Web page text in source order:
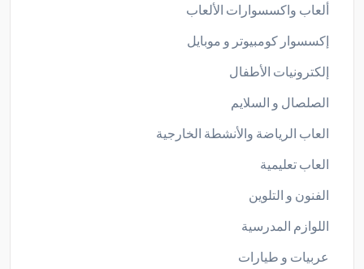
ألعاب واكسسوارات الألعاب
إكسسوار كومبيوتر و موبايل
إلكترونيات الأطفال
الصلصال و السلايم
العاب الرياضة والأنشطة الخارجية
العاب تعليمية
الفنون و التلوين
اللوازم المدرسية
عربيات و طيارات